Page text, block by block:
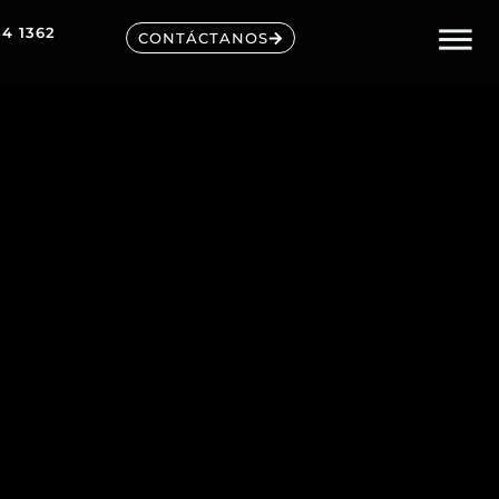
1362 CONTÁCTANOS